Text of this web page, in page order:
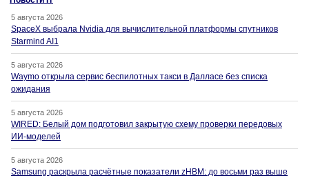
5 августа 2026
SpaceX выбрала Nvidia для вычислительной платформы спутников
Starmind AI1
5 августа 2026
Waymo открыла сервис беспилотных такси в Далласе без списка
ожидания
5 августа 2026
WIRED: Белый дом подготовил закрытую схему проверки передовых
ИИ-моделей
5 августа 2026
Samsung раскрыла расчётные показатели zHBM: до восьми раз выше